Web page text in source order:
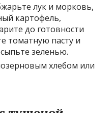
лук и морковь,
картофель,
до готовности
томатную пасту и
зеленью.
хлебом или